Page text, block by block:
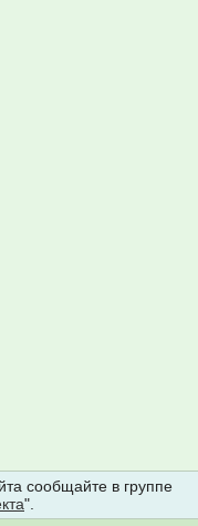
сообщайте в группе
".